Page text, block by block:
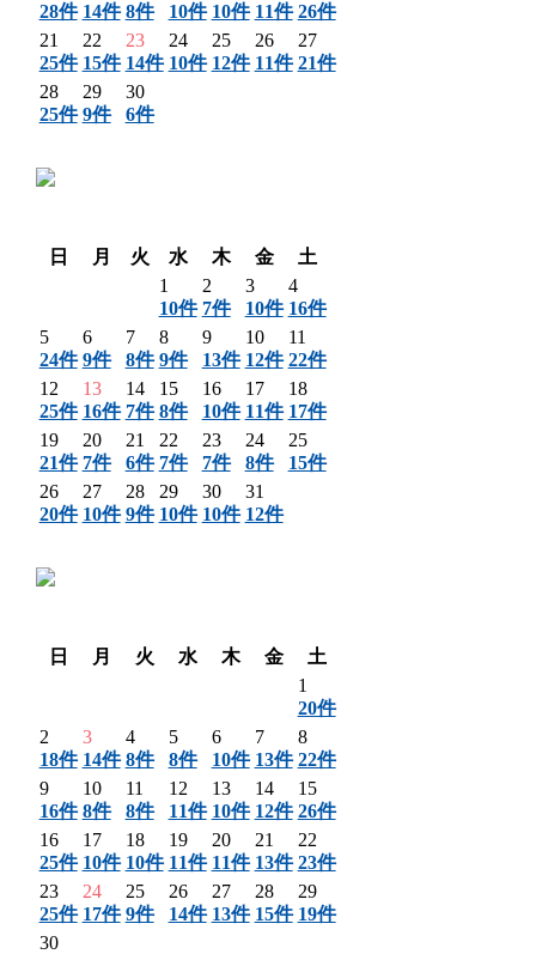
28件 14件 8件 10件 10件 11件 26件
21
25件
22
15件
23
14件
24
10件
25
12件
26
11件
27
21件
28
25件
29
9件
30
6件
日
月 火 水 木 金
土
1
10件
2
7件
3
10件
4
16件
5
24件
6
9件
7
8件
8
9件
9
13件
10
12件
11
22件
12
25件
13
16件
14
7件
15
8件
16
10件
17
11件
18
17件
19
21件
20
7件
21
6件
22
7件
23
7件
24
8件
25
15件
26
20件
27
10件
28
9件
29
10件
30
10件
31
12件
日
月 火 水 木 金
土
1
20件
2
18件
3
14件
4
8件
5
8件
6
10件
7
13件
8
22件
9
16件
10
8件
11
8件
12
11件
13
10件
14
12件
15
26件
16
25件
17
10件
18
10件
19
11件
20
11件
21
13件
22
23件
23
25件
24
17件
25
9件
26
14件
27
13件
28
15件
29
19件
30